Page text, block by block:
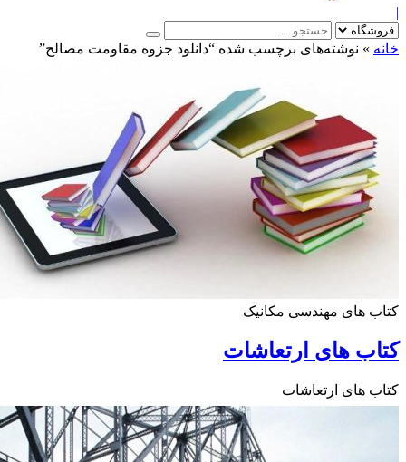
»نوشته‌های برچسب شده “دانلود جزوه مقاومت مصالح”
های مهندسی مکانیک
های ارتعاشات
های ارتعاشات